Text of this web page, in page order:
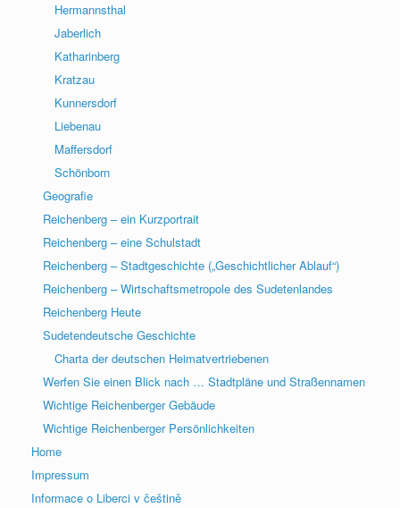
Hermannsthal
Jaberlich
Katharinberg
Kratzau
Kunnersdorf
Liebenau
Maffersdorf
Schönborn
Geografie
Reichenberg – ein Kurzportrait
Reichenberg – eine Schulstadt
Reichenberg – Stadtgeschichte („Geschichtlicher Ablauf“)
Reichenberg – Wirtschaftsmetropole des Sudetenlandes
Reichenberg Heute
Sudetendeutsche Geschichte
Charta der deutschen Heimatvertriebenen
Werfen Sie einen Blick nach … Stadtpläne und Straßennamen
Wichtige Reichenberger Gebäude
Wichtige Reichenberger Persönlichkeiten
Home
Impressum
Informace o Liberci v češtině